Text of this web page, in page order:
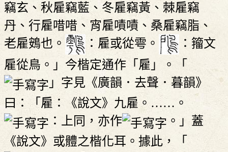
竊玄、秋雇竊藍、冬雇竊黃、棘雇竊
丹、行雇唶唶、宵雇嘖嘖、桑雇竊脂、
老雇鴳也。
：雇或從雩。
：籀文
雇從鳥。」今楷定通作「雇」。「
」字見《廣韻．去聲．暮韻》
曰：「雇：《說文》九雇。……。
：上同，亦作
。」蓋
《說文》或體之楷化耳。據此，「